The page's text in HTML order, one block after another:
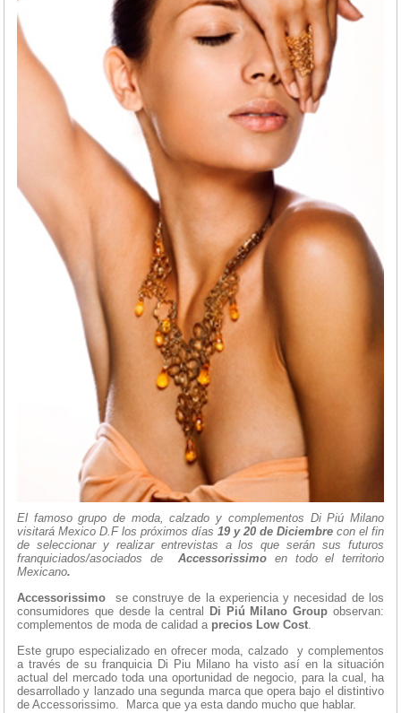
El famoso grupo de moda, calzado y complementos Di Piú Milano
visitará Mexico D.F los próximos días 19 y 20 de Diciembre con el fin
de seleccionar y realizar entrevistas a los que serán sus futuros
franquiciados/asociados deAccessorissimo en todo el territorio
Mexicano.
Accessorissimo se construye de la experiencia y necesidad de los
consumidores que desde la central
Di Piú Milano Group observan:
complementos de moda de calidad a precios Low Cost.
Este grupo especializado en ofrecer moda, calzado y complementos
a través de su franquicia Di Piu Milano ha visto así en la situación
actual del mercado toda una oportunidad de negocio, para la cual, ha
desarrollado y lanzado una segunda marca que opera bajo el distintivo
de Accessorissimo. Marca que ya esta dando mucho que hablar.